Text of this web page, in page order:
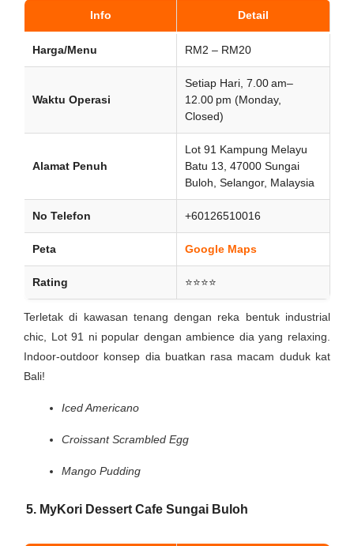
Info Detail
Harga/Menu RM2 – RM20
Waktu Operasi
Setiap Hari, 7.00 am–
12.00 pm (Monday,
Closed)
Alamat Penuh
Lot 91 Kampung Melayu
Batu 13, 47000 Sungai
Buloh, Selangor, Malaysia
No Telefon +60126510016
Peta Google Maps
Rating ⭐⭐⭐⭐
Terletak di kawasan tenang dengan reka bentuk industrial
chic, Lot 91 ni popular dengan ambience dia yang relaxing.
Indoor-outdoor konsep dia buatkan rasa macam duduk kat
Bali!
Iced Americano
Croissant Scrambled Egg
Mango Pudding
5. MyKori Dessert Cafe Sungai Buloh